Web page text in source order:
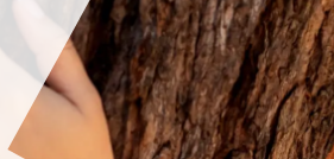
Gesundheitsreisen
Vorsorge